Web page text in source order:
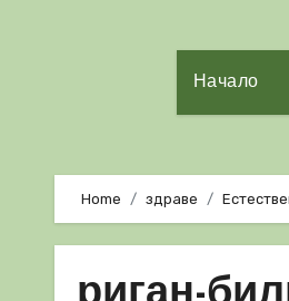
Начало
Home здраве